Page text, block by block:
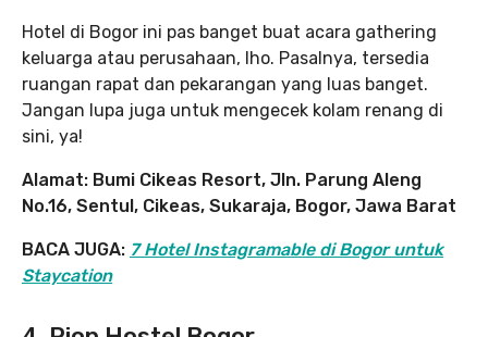
Hotel di Bogor ini pas banget buat acara gathering
keluarga atau perusahaan, lho. Pasalnya, tersedia
ruangan rapat dan pekarangan yang luas banget.
Jangan lupa juga untuk mengecek kolam renang di
sini, ya!
Alamat: Bumi Cikeas Resort, Jln. Parung Aleng
No.16, Sentul, Cikeas, Sukaraja, Bogor, Jawa Barat
BACA JUGA: 7 Hotel Instagramable di Bogor untuk
Staycation